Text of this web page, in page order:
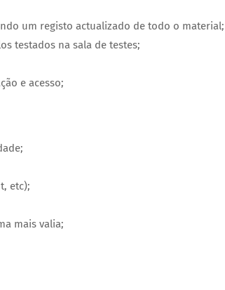
um registo actualizado de todo o material;
testados na sala de testes;
e acesso;
etc);
mais valia;